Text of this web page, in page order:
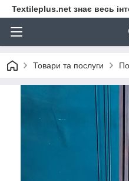
Textileplus.net знає весь
Товари та послуги